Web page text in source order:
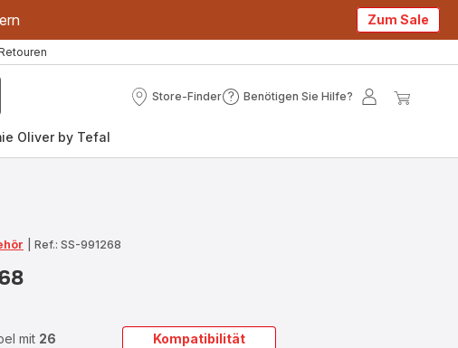
Zum Sale
Store-Finder
Store-
Benötigen Sie Hilfe?
Benötigen
Mein
Oliver by Tefal
Ref.: SS-991268
mit 26
Kompatibilität